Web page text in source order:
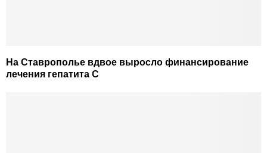
На Ставрополье вдвое выросло финансирование
лечения гепатита С